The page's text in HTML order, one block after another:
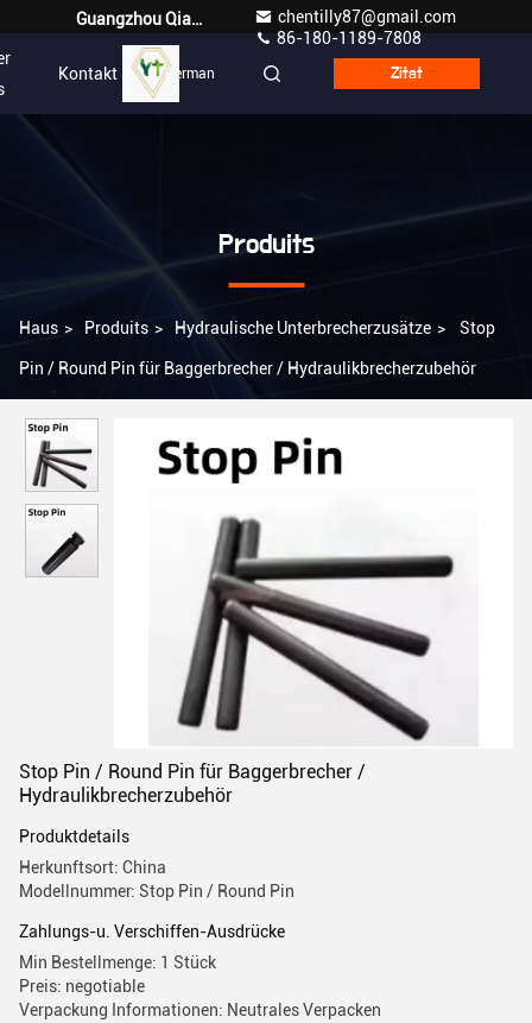
Guangzhou Qianyuan Construction Machinery Co,.LTD
chentilly87@gmail.com
86-180-1189-7808
Kontakt German Zitat
Produits
Haus > Produits > Hydraulische Unterbrecherzusätze > Stop
Pin / Round Pin für Baggerbrecher / Hydraulikbrecherzubehör
Stop Pin / Round Pin für Baggerbrecher /
Hydraulikbrecherzubehör
Produktdetails
Herkunftsort: China
Modellnummer: Stop Pin / Round Pin
Zahlungs-u. Verschiffen-Ausdrücke
Min Bestellmenge: 1 Stück
Preis: negotiable
Verpackung Informationen: Neutrales Verpacken